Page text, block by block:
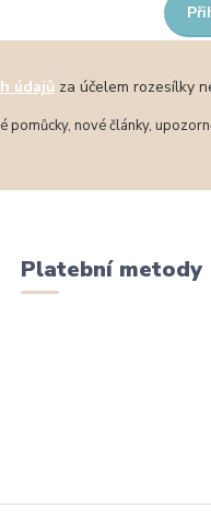
údajů za účelem rozesílky
nové články,
Platební metody